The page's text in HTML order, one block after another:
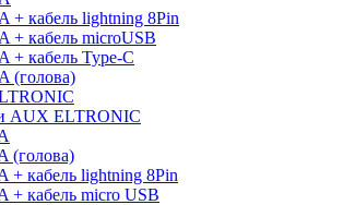
+ кабель lightning 8Pin
+ кабель microUSB
+ кабель Type-C
(голова)
AUX ELTRONIC
(голова)
+ кабель lightning 8Pin
+ кабель micro USB